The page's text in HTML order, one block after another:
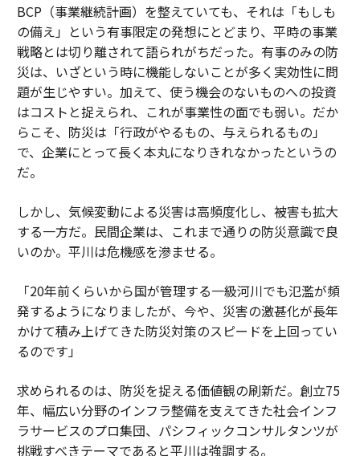
BCP（事業継続計画）を整えていても、それは「もしも
の備え」という有事限定の発想にとどまり、平時の事業
戦略とは切り離されて語られがちだった。有事のみの防
災は、いざという時に機能しないことが多く実効性に問
題が生じやすい。加えて、使う機会のないものへの投資
はコストと捉えられ、これが事業性の面でも弱い。だか
らこそ、防災は「行政がやるもの、与えられるもの」
で、企業にとって長く本丸になりきれなかったというの
だ。
しかし、気候変動による災害は高頻度化し、被害も拡大
する一方だ。民間企業は、これまで通りの防災意識で良
いのか。平川は危機感を滲ませる。
「20年前くらいから国が管理する一級河川でも氾濫が頻
発するようになりましたが、今や、災害の激甚化が長年
かけて積み上げてきた防災対策のスピードを上回ってい
るのです」
求められるのは、防災を捉える価値観の刷新だ。創立75
年、幅広い分野のインフラ整備を支えてきた社会インフ
ラサービスのプロ集団、パシフィックコンサルタンツが
挑戦すべきテーマであると平川は強調する。